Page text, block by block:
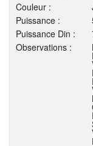
Couleur :
Puissance :
Puissance Din :
Observations :